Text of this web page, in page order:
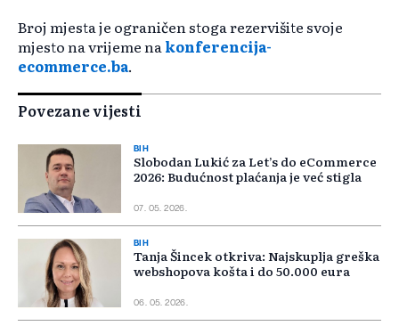
Broj mjesta je ograničen stoga rezervišite svoje
mjesto na vrijeme nakonferencija-
ecommerce.ba.
Povezane vijesti
BIH
Slobodan Lukić za Let’s do eCommerce
2026: Budućnost plaćanja je već stigla
07. 05. 2026.
BIH
Tanja Šincek otkriva: Najskuplja greška
webshopova košta i do 50.000 eura
06. 05. 2026.